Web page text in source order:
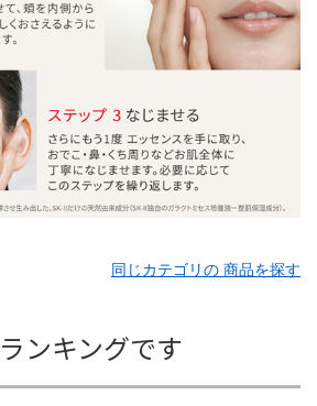
同じカテゴリの 商品を探す
ンキングです